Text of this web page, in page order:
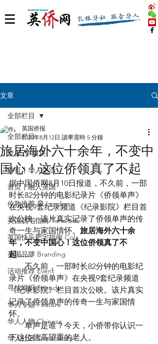
文章
全部栏目
世界 🌎 版块
首页丨华人生活
首页丨融入英国
伦敦推荐 🎡 London
英国脱宅指南 Time out
英国快乐肥宅指南 Cola
英国品牌 Branding
活动推荐 Event
寻找组织 Friends
华人专题 Feature
华人人物 Chinese
华人社区 Community
全部栏目
旅居海外六十余年，不变中
国心！这位侨领真了不起
英国侨报
2020年8月12日 讀畢需時 5 分鐘
据中国侨网8月10日报道，不久前，一部
时长82分钟的电影纪录片《侨领单声》
在央视9套纪录频道《纪录影院》栏目首
次公映。该片真实记录了侨领单声的传
奇一生与家国情怀。 旅居海外六十余
年，不变中国心！这位侨领真了不
起……
不久前，一部时长82分钟的电影纪
录片《侨领单声》在央视9套纪录频道
《纪录影院》栏目首次公映。该片真实
记录了侨领单声的传奇一生与家国情
怀。
单声是谁？今天，小侨带你认识一
下这位德高望重的老人。